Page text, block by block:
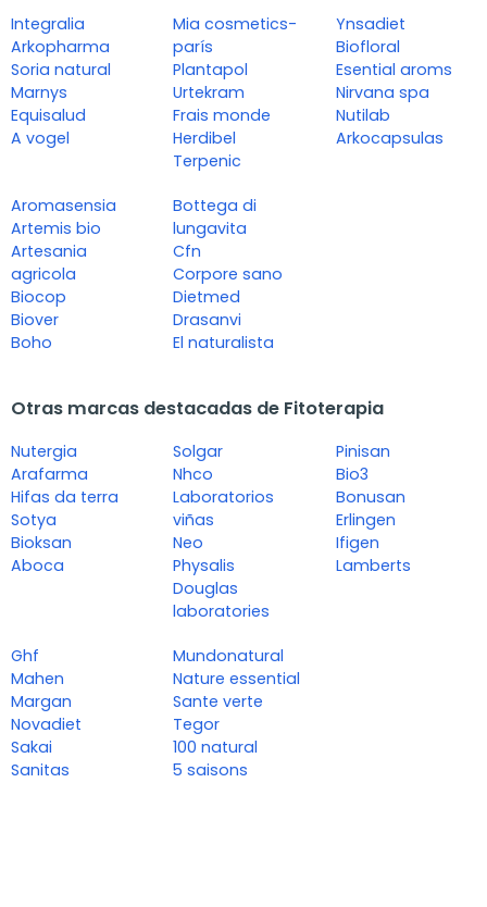
Integralia
Arkopharma
Soria natural
Marnys
Equisalud
A vogel
Mia cosmetics-
parís
Plantapol
Urtekram
Frais monde
Herdibel
Terpenic
Ynsadiet
Biofloral
Esential aroms
Nirvana spa
Nutilab
Arkocapsulas
Aromasensia
Artemis bio
Artesania
agricola
Biocop
Biover
Boho
Bottega di
lungavita
Cfn
Corpore sano
Dietmed
Drasanvi
El naturalista
Otras marcas destacadas de Fitoterapia
Nutergia
Arafarma
Hifas da terra
Sotya
Bioksan
Aboca
Solgar
Nhco
Laboratorios
viñas
Neo
Physalis
Douglas
laboratories
Pinisan
Bio3
Bonusan
Erlingen
Ifigen
Lamberts
Ghf
Mahen
Margan
Novadiet
Sakai
Sanitas
Mundonatural
Nature essential
Sante verte
Tegor
100 natural
5 saisons